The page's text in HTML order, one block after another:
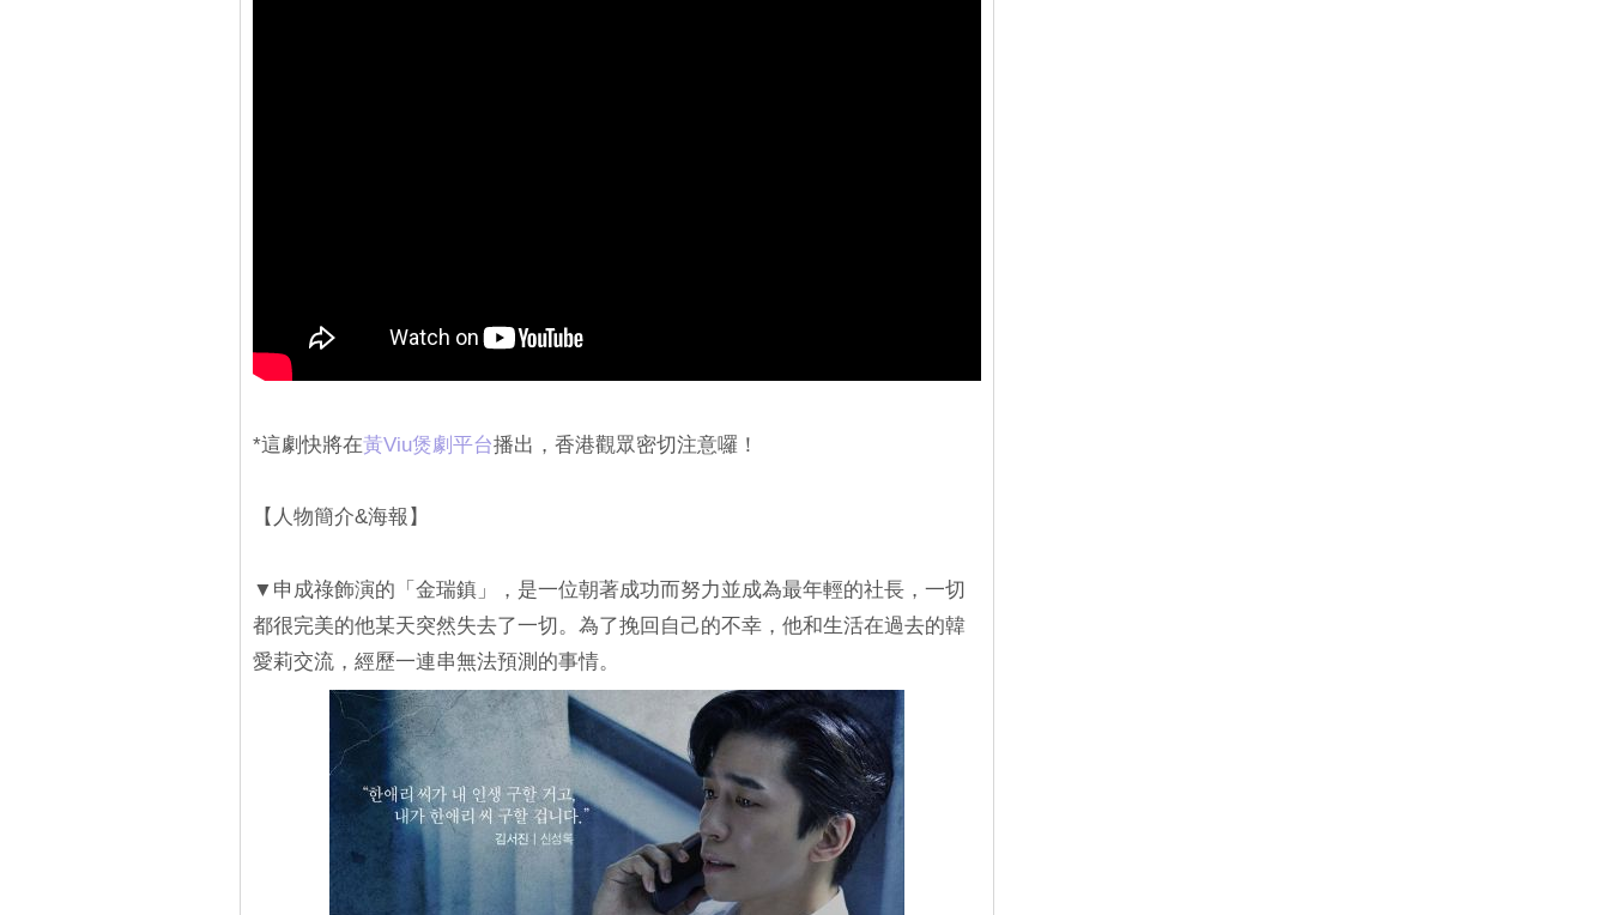
*這劇快將在黃Viu煲劇平台播出，香港觀眾密切注意囉！
【人物簡介&海報】
▼申成祿飾演的「金瑞鎮」，是一位朝著成功而努力並成為最年輕的社長，一切
都很完美的他某天突然失去了一切。為了挽回自己的不幸，他和生活在過去的韓
愛莉交流，經歷一連串無法預測的事情。